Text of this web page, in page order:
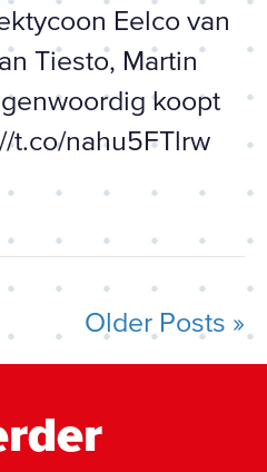
Eelco van
Tiesto, Martin
koopt
t.co/nahu5FTlrw
Older Posts »